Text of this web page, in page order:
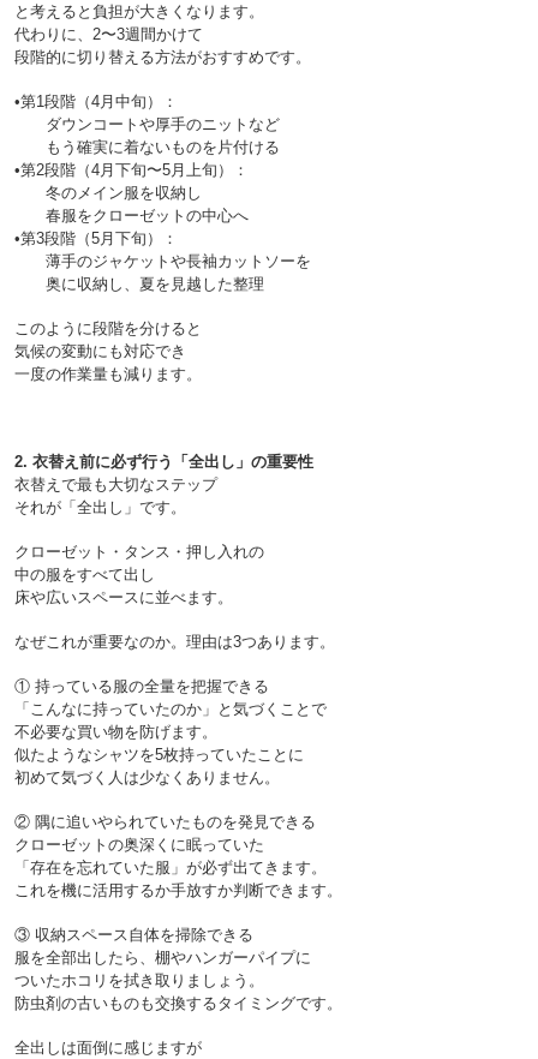
と考えると負担が大きくなります。
代わりに、2〜3週間かけて
段階的に切り替える方法がおすすめです。
•第1段階（4月中旬）：
ダウンコートや厚手のニットなど
もう確実に着ないものを片付ける
•第2段階（4月下旬〜5月上旬）：
冬のメイン服を収納し
春服をクローゼットの中心へ
•第3段階（5月下旬）：
薄手のジャケットや長袖カットソーを
このように段階を分けると
気候の変動にも対応でき
2. 衣替え前に必ず行う「全出し」の重要性
衣替えで最も大切なステップ
それが「全出し」です。
クローゼット・タンス・押し入れの
中の服をすべて出し
① 持っている服の全量を把握できる
「こんなに持っていたのか」と気づくことで
不必要な買い物を防げます。
似たようなシャツを5枚持っていたことに
② 隅に追いやられていたものを発見できる
クローゼットの奥深くに眠っていた
「存在を忘れていた服」が必ず出てきます。
③ 収納スペース自体を掃除できる
服を全部出したら、棚やハンガーパイプに
ついたホコリを拭き取りましょう。
全出しは面倒に感じますが